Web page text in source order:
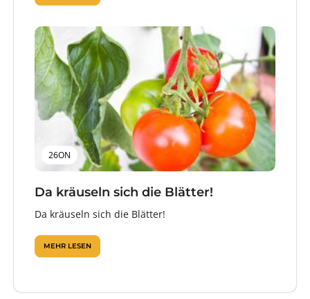
26ON
Da kräuseln sich die Blätter!
Da kräuseln sich die Blätter!
MEHR LESEN